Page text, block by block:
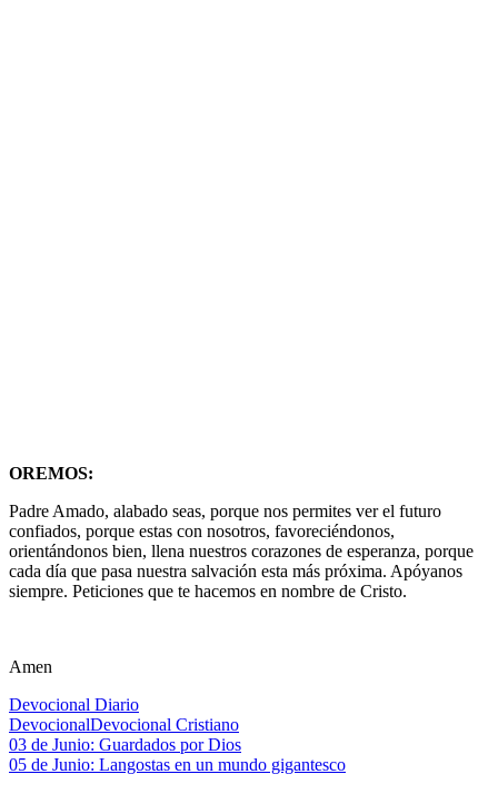
OREMOS:
Padre Amado, alabado seas, porque nos permites ver el futuro
confiados, porque estas con nosotros, favoreciéndonos,
orientándonos bien, llena nuestros corazones de esperanza, porque
cada día que pasa nuestra salvación esta más próxima. Apóyanos
siempre. Peticiones que te hacemos en nombre de Cristo.
Amen
Devocional Diario
DevocionalDevocional Cristiano
Navegación
de
Entrada
anterior:
03 de Junio: Guardados por Dios
Siguiente
05 de Junio: Langostas en un mundo gigantesco